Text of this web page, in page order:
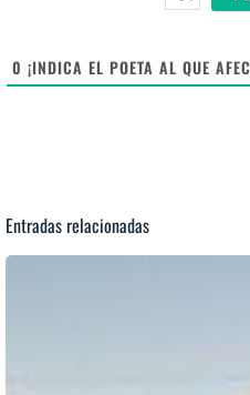
0 ¡INDICA EL POETA AL QUE
Entradas relacionadas